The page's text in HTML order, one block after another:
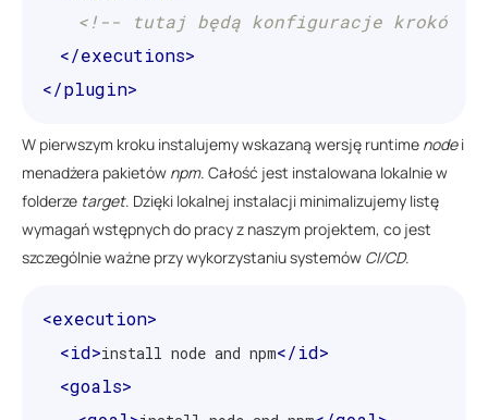
<!-- tutaj będą konfiguracje kroków
</executions>
</plugin>
W pierwszym kroku instalujemy wskazaną wersję runtime nodei
menadżera pakietów npm. Całość jest instalowana lokalnie w
folderze target. Dzięki lokalnej instalacji minimalizujemy listę
wymagań wstępnych do pracy z naszym projektem, co jest
szczególnie ważne przy wykorzystaniu systemów CI/CD.
<execution>
<id>install node and npm</id>
<goals>